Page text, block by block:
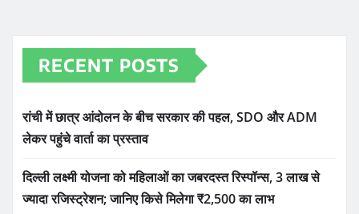
RECENT POSTS
रांची में छात्र आंदोलन के बीच सरकार की पहल, SDO और ADM
लेकर पहुंचे वार्ता का प्रस्ताव
दिल्ली लक्ष्मी योजना को महिलाओं का जबरदस्त रिस्पॉन्स, 3 लाख से
ज्यादा रजिस्ट्रेशन; जानिए किसे मिलेगा ₹2,500 का लाभ